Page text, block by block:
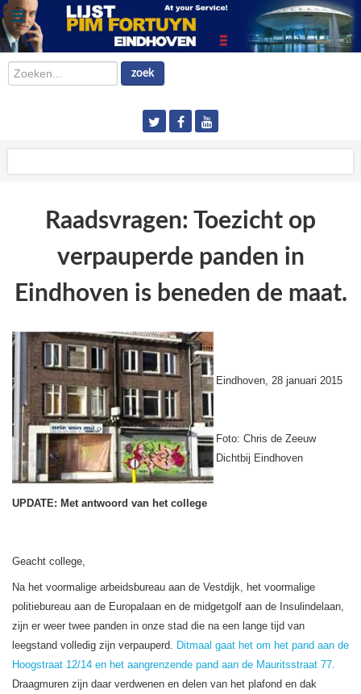
Zoeken... zoek
Raadsvragen: Toezicht op
verpauperde panden in
Eindhoven is beneden de maat.
Eindhoven, 28 januari 2015
Foto: Chris de Zeeuw
Dichtbij Eindhoven
UPDATE: Met antwoord van het college
Geacht college,
Na het voormalige arbeidsbureau aan de Vestdijk, het voormalige
politiebureau aan de Europalaan en de midgetgolf aan de Insulindelaan,
zijn er weer twee panden in onze stad die na een lange tijd van
leegstand volledig zijn verpauperd. Ditmaal gaat het om het pand aan de
Hoogstraat 12/14 en het aangrenzende pand aan de Mauritsstraat 77.
Draagmuren zijn daar verdwenen en delen van het plafond en dak